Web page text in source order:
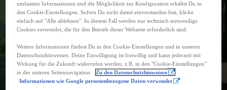
umfassten Informationen und die Möglichkeit zur Konfiguration erhältst Du in
den Cookie-Einstellungen. Sofern Du nicht damit einverstanden bist, klicke
einfach auf "Alle ablehnen". In diesem Fall werden nur technisch notwendige
Cookies verwendet, die für den Betrieb dieser Webseite erforderlich sind.
Weitere Informationen findest Du in den Cookie-Einstellungen und in unseren
Datenschutzhinweisen. Deine Einwilligung ist freiwillig und kann jederzeit mit
Wirkung für die Zukunft widerrufen werden, z.B. in den "Cookie-Einstellungen"
in der unteren Seitennavigation.
Zu den Datenschutzhinweisen
Informationen wie Google personenbezogene Daten verwendet